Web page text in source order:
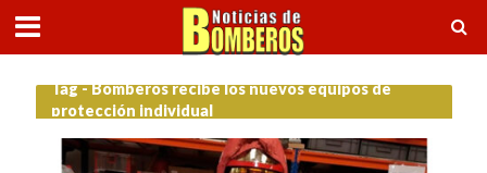
Tag - Bomberos recibe los nuevos equipos de
protección individual